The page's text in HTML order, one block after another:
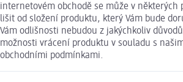
internetovém obchodě se může v některých
lišit od složení produktu, který Vám bude
Vám odlišnosti nebudou z jakýchkoliv
možnosti vrácení produktu v souladu s
obchodními podmínkami.